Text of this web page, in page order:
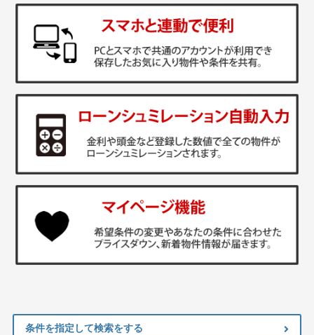
条件を指定して検索をする